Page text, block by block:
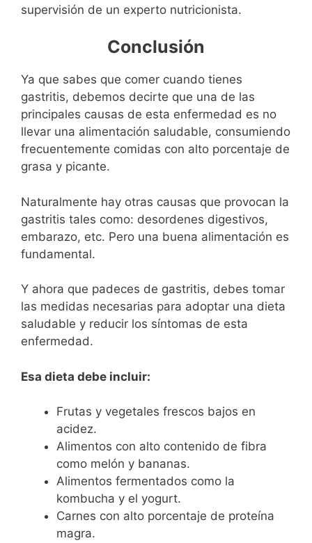
supervisión de un experto nutricionista.
Conclusión
Ya que sabes que comer cuando tienes
gastritis, debemos decirte que una de las
principales causas de esta enfermedad es no
llevar una alimentación saludable, consumiendo
frecuentemente comidas con alto porcentaje de
grasa y picante.
Naturalmente hay otras causas que provocan la
gastritis tales como: desordenes digestivos,
embarazo, etc. Pero una buena alimentación es
fundamental.
Y ahora que padeces de gastritis, debes tomar
las medidas necesarias para adoptar una dieta
saludable y reducir los síntomas de esta
enfermedad.
Esa dieta debe incluir:
Frutas y vegetales frescos bajos en
acidez.
Alimentos con alto contenido de fibra
como melón y bananas.
Alimentos fermentados como la
kombucha y el yogurt.
Carnes con alto porcentaje de proteína
magra.